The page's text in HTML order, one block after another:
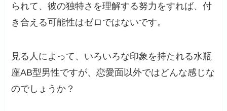
られて、彼の独特さを理解する努力をすれば、付
き合える可能性はゼロではないです。
見る人によって、いろいろな印象を持たれる水瓶
座AB型男性ですが、恋愛面以外ではどんな感じな
のでしょうか？